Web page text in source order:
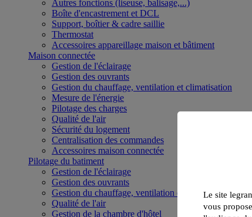
Autres fonctions (liseuse, balisage,...)
Boîte d'encastrement et DCL
Support, boîtier & cadre saillie
Thermostat
Accessoires appareillage maison et bâtiment
Maison connectée
Gestion de l'éclairage
Gestion des ouvrants
Gestion du chauffage, ventilation et climatisation
Mesure de l'énergie
Pilotage des charges
Qualité de l'air
Sécurité du logement
Centralisation des commandes
Accessoires maison connectée
Pilotage du batiment
Gestion de l'éclairage
Gestion des ouvrants
Gestion du chauffage, ventilation et climatisation
Qualité de l'air
Gestion de la chambre d'hôtel
Le site
vous